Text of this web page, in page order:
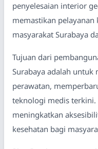
penyelesaian interior
memastikan pelayanan
masyarakat Surabaya
Tujuan dari
Surabaya adalah untuk
perawatan,
teknologi medis terkini.
meningkatkan
kesehatan bagi